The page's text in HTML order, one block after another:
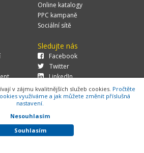
Online katalogy
PPC kampaně
Sociální sítě
Sledujte nás
Facebook
Twitter
LinkedIn
Za Potokem 46/4, 106 00 Praha 10, tel.:
421, verze 1.29.0.143,
Cookies
v zájmu kvalitnějších služeb cookies. Pročtěte
využíváme a jak můžete změnit příslušná
nastavení.
Nesouhlasím
Souhlasím